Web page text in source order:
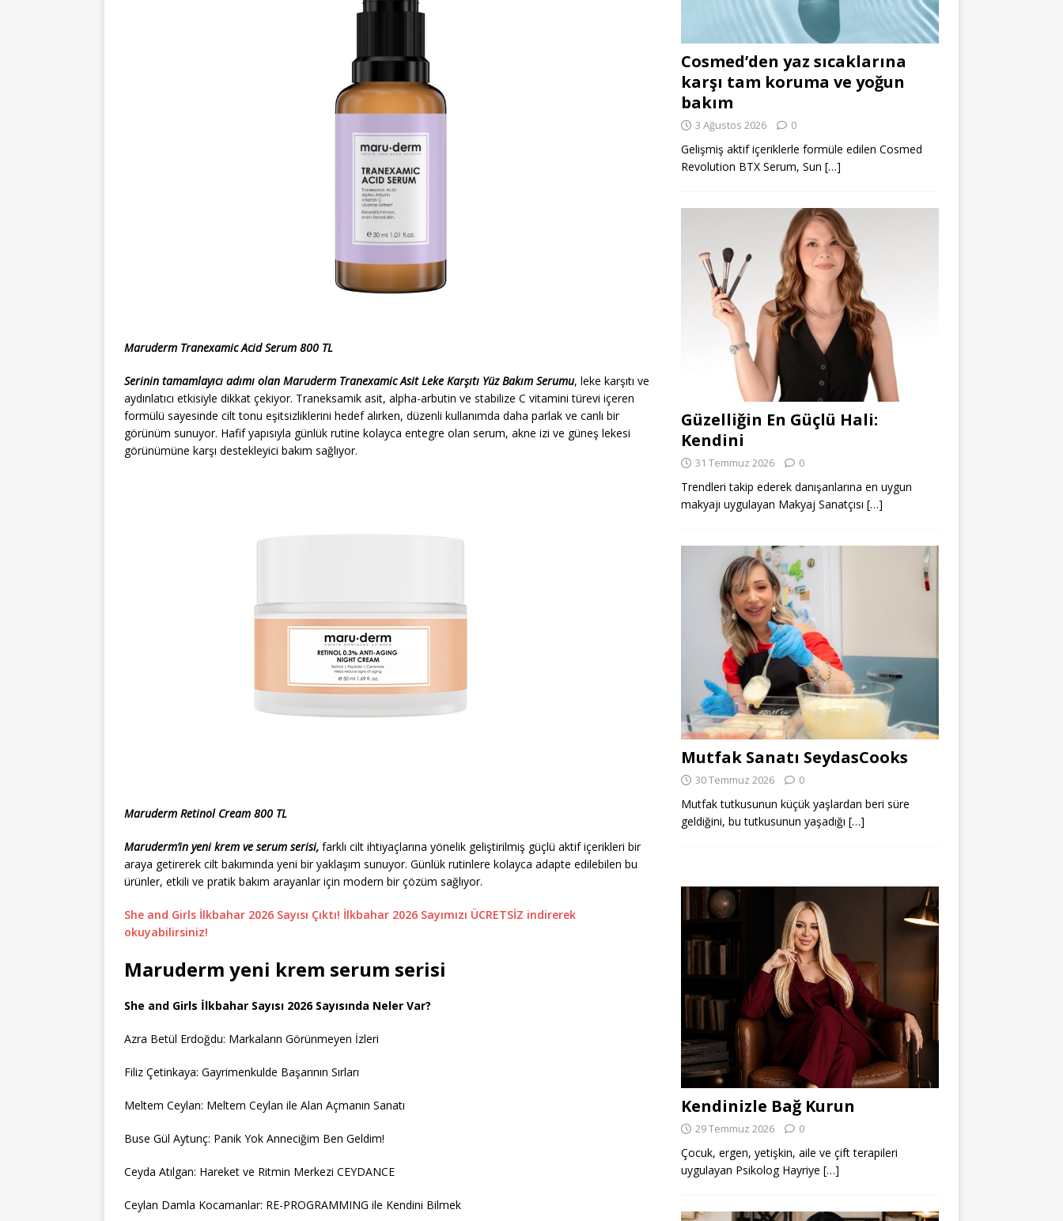
Maruderm Tranexamic Acid Serum 800 TL
Serinin tamamlayıcı adımı olan Maruderm Tranexamic Asit Leke Karşıtı Yüz Bakım Serumu, leke karşıtı ve
aydınlatıcı etkisiyle dikkat çekiyor. Traneksamik asit, alpha-arbutin ve stabilize C vitamini türevi içeren
formülü sayesinde cilt tonu eşitsizliklerini hedef alırken, düzenli kullanımda daha parlak ve canlı bir
görünüm sunuyor. Hafif yapısıyla günlük rutine kolayca entegre olan serum, akne izi ve güneş lekesi
görünümüne karşı destekleyici bakım sağlıyor.
Maruderm Retinol Cream 800 TL
Maruderm’in yeni krem ve serum serisi, farklı cilt ihtiyaçlarına yönelik geliştirilmiş güçlü aktif içerikleri bir
araya getirerek cilt bakımında yeni bir yaklaşım sunuyor. Günlük rutinlere kolayca adapte edilebilen bu
ürünler, etkili ve pratik bakım arayanlar için modern bir çözüm sağlıyor.
She and Girls İlkbahar 2026 Sayısı Çıktı! İlkbahar 2026 Sayımızı ÜCRETSİZ indirerek
okuyabilirsiniz!
Maruderm yeni krem serum serisi
She and Girls İlkbahar Sayısı 2026 Sayısında Neler Var?
Azra Betül Erdoğdu: Markaların Görünmeyen İzleri
Filiz Çetinkaya: Gayrimenkulde Başarının Sırları
Meltem Ceylan: Meltem Ceylan ile Alan Açmanın Sanatı
Buse Gül Aytunç: Panik Yok Anneciğim Ben Geldim!
Ceyda Atılgan: Hareket ve Ritmin Merkezi CEYDANCE
Ceylan Damla Kocamanlar: RE-PROGRAMMING ile Kendini Bilmek
Cosmed’den yaz sıcaklarına
karşı tam koruma ve yoğun
bakım
3 Ağustos 2026 0
Gelişmiş aktif içeriklerle formüle edilen Cosmed
Revolution BTX Serum, Sun […]
Güzelliğin En Güçlü Hali:
Kendini
31 Temmuz 2026 0
Trendleri takip ederek danışanlarına en uygun
makyajı uygulayan Makyaj Sanatçısı […]
Mutfak Sanatı SeydasCooks
30 Temmuz 2026 0
Mutfak tutkusunun küçük yaşlardan beri süre
geldiğini, bu tutkusunun yaşadığı […]
Kendinizle Bağ Kurun
29 Temmuz 2026 0
Çocuk, ergen, yetişkin, aile ve çift terapileri
uygulayan Psikolog Hayriye […]